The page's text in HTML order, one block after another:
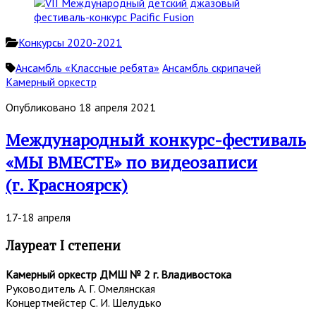
Конкурсы 2020-2021
Ансамбль «Классные ребята» Ансамбль скрипачей
Камерный оркестр
Опубликовано 18 апреля 2021
Международный конкурс-фестиваль
«МЫ ВМЕСТЕ» по видеозаписи
(г. Красноярск)
17-18 апреля
Лауреат I степени
Камерный оркестр ДМШ № 2 г. Владивостока
Руководитель А. Г. Омелянская
Концертмейстер С. И. Шелудько